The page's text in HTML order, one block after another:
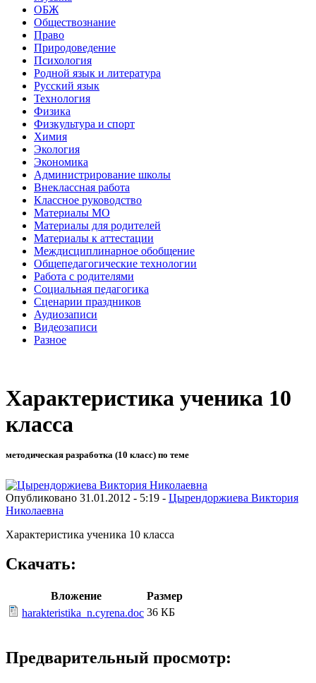
ОБЖ
Обществознание
Право
Природоведение
Психология
Родной язык и литература
Русский язык
Технология
Физика
Физкультура и спорт
Химия
Экология
Экономика
Администрирование школы
Внеклассная работа
Классное руководство
Материалы МО
Материалы для родителей
Материалы к аттестации
Междисциплинарное обобщение
Общепедагогические технологии
Работа с родителями
Социальная педагогика
Сценарии праздников
Аудиозаписи
Видеозаписи
Разное
Характеристика ученика 10
класса
методическая разработка (10 класс) по теме
Опубликовано 31.01.2012 - 5:19 - Цырендоржиева Виктория
Николаевна
Характеристика ученика 10 класса
Скачать:
Вложение
Размер
harakteristika_n.cyrena.doc 36 КБ
Предварительный просмотр: